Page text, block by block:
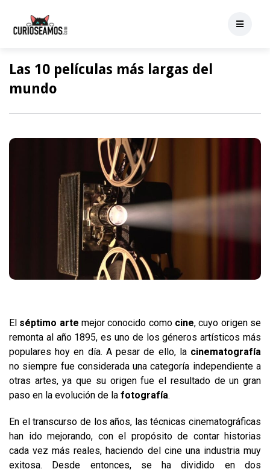
Las 10 películas más largas del
mundo
El séptimo arte mejor conocido como cine, cuyo origen se
remonta al año 1895, es uno de los géneros artísticos más
populares hoy en día. A pesar de ello, la cinematografía
no siempre fue considerada una categoría independiente a
otras artes, ya que su origen fue el resultado de un gran
paso en la evolución de la fotografía.
En el transcurso de los años, las técnicas cinematográficas
han ido mejorando, con el propósito de contar historias
cada vez más reales, haciendo del cine una industria muy
exitosa. Desde entonces, se ha dividido en dos